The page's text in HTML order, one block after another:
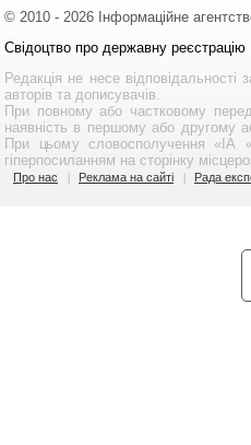
© 2010 - 2026 Інформаційне
Свідоцтво про державну
Редакція не несе
авторів та дописувачів.
При повному або частковому
наявність в першому або другому
При цьому словосполучення «ІА
гіперпосиланням на сторінку
Про нас Реклама на сайті Рада